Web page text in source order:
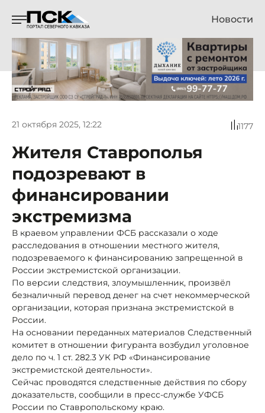
Новости
21 октября 2025, 12:22 1177
Жителя Ставрополья
подозревают в
финансировании
экстремизма
В краевом управлении ФСБ рассказали о ходе
расследования в отношении местного жителя,
подозреваемого к финансированию запрещенной в
России экстремистской организации.
По версии следствия, злоумышленник, произвёл
безналичный перевод денег на счет некоммерческой
организации, которая признана экстремистской в
России.
На основании переданных материалов Следственный
комитет в отношении фигуранта возбудил уголовное
дело по ч. 1 ст. 282.3 УК РФ «Финансирование
экстремистской деятельности».
Сейчас проводятся следственные действия по сбору
доказательств, сообщили в пресс-службе УФСБ
России по Ставропольскому краю.